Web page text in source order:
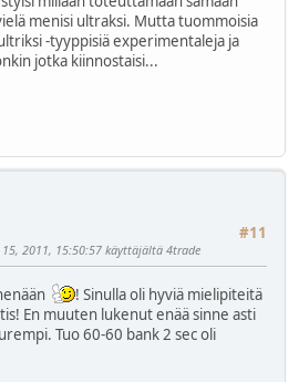
menisi ultraksi. Mutta tuommoisia
-tyyppisiä experimentaleja ja
jotka kiinnostaisi...
#11
2011, 15:50:57 käyttäjältä 4trade
! Sinulla oli hyviä mielipiteitä
En muuten lukenut enää sinne asti
Tuo 60-60 bank 2 sec oli